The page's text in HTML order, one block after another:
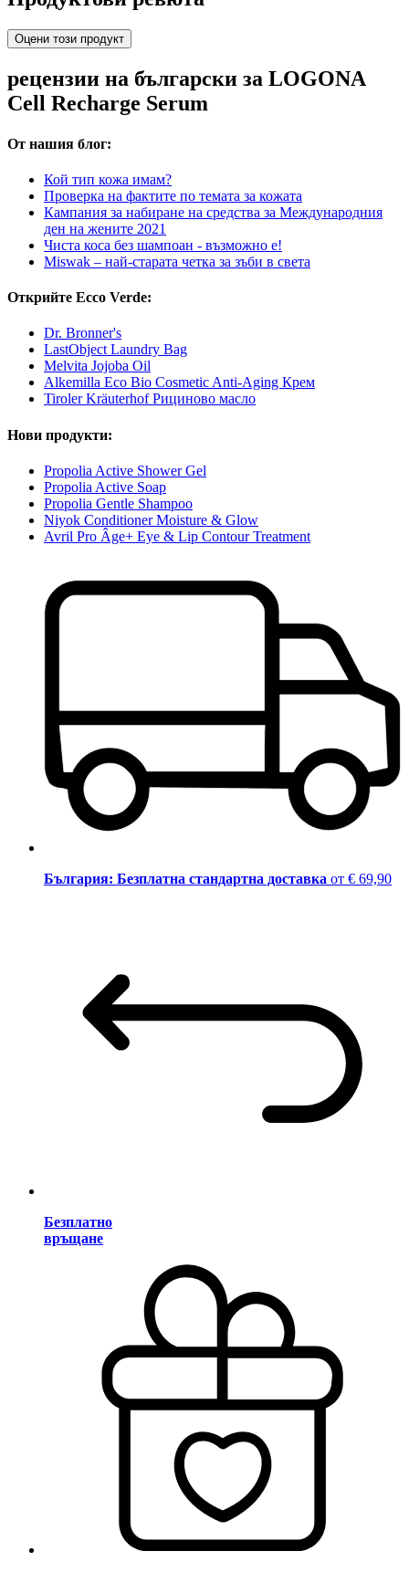
Оцени този продукт
рецензии на български за LOGONA
Cell Recharge Serum
От нашия блог:
Кой тип кожа имам?
Проверка на фактите по темата за кожата
Кампания за набиране на средства за Международния
ден на жените 2021
Чиста коса без шампоан - възможно е!
Miswak – най-старата четка за зъби в света
Открийте Ecco Verde:
Dr. Bronner's
LastObject Laundry Bag
Melvita Jojoba Oil
Alkemilla Eco Bio Cosmetic Anti-Aging Крем
Tiroler Kräuterhof Рициново масло
Нови продукти:
Propolia Active Shower Gel
Propolia Active Soap
Propolia Gentle Shampoo
Niyok Conditioner Moisture & Glow
Avril Pro Âge+ Eye & Lip Contour Treatment
България: Безплатна стандартна доставка от € 69,90
Безплатно
връщане